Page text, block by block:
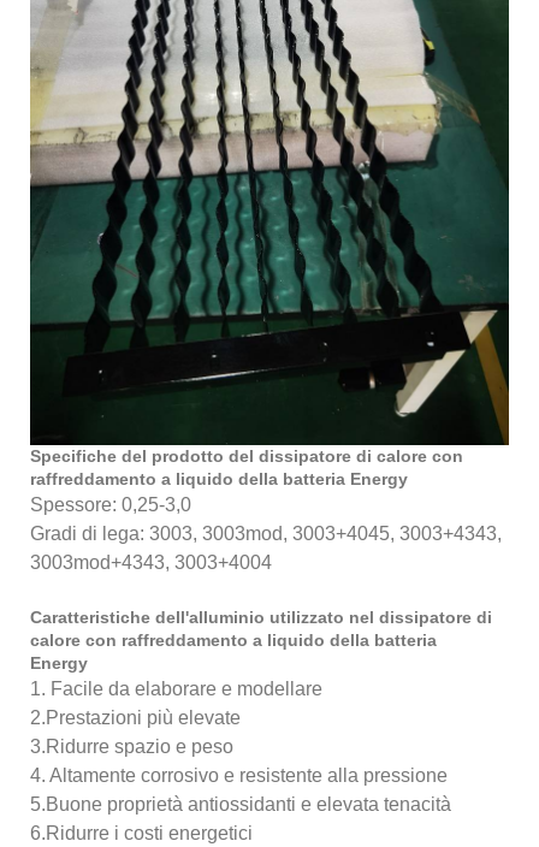
Specifiche del prodotto del dissipatore di calore con
raffreddamento a liquido della batteria Energy
Spessore: 0,25-3,0
Gradi di lega: 3003, 3003mod, 3003+4045, 3003+4343,
3003mod+4343, 3003+4004
Caratteristiche dell'alluminio utilizzato nel dissipatore di
calore con raffreddamento a liquido della batteria
Energy
1. Facile da elaborare e modellare
2.Prestazioni più elevate
3.Ridurre spazio e peso
4. Altamente corrosivo e resistente alla pressione
5.Buone proprietà antiossidanti e elevata tenacità
6.Ridurre i costi energetici